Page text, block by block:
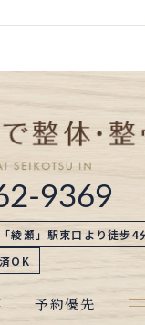
9369
綾瀬」駅東口より徒歩4
OK
予約優先